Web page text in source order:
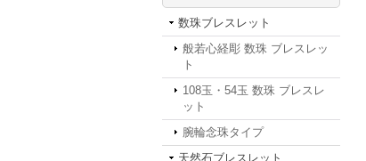
数珠ブレスレット
般若心経彫 数珠 ブレスレッ
ト
108玉・54玉 数珠 ブレスレ
ット
腕輪念珠タイプ
天然石ブレスレット